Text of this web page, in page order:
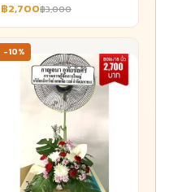
฿2,700฿3,000
-10%